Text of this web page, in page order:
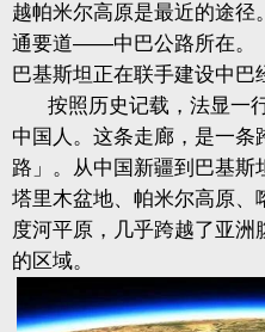
越帕米尔高原是最近的途径
通要道——中巴公路所在。
巴基斯坦正在联手建设中巴
按照历史记载，法显一
中国人。这条走廊，是一条
路」。从中国新疆到巴基斯
塔里木盆地、帕米尔高原、
度河平原，几乎跨越了亚
的区域。